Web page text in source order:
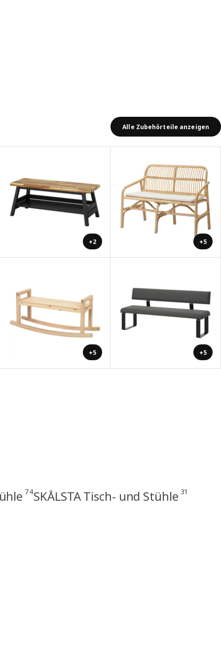
Alle Zubehörteile anzeigen
+2 +5
+5 +5
74SKÅLSTA Tisch- und Stühle 31